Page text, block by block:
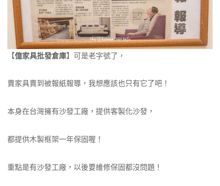
【億家具批發倉庫】可是老字號了，
賣家具賣到被報紙報導，我想應該也只有它了吧！
本身在台灣擁有沙發工廠，提供客製化沙發，
都提供木製框架一年保固喔！
重點是有沙發工廠，以後要維修保固都沒問題！